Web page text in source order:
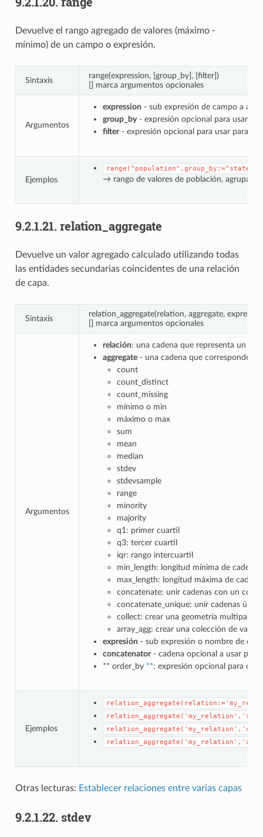
Devuelve el rango agregado de valores (máximo -
mínimo) de un campo o expresión.
Sintaxis
range(expression, [group_by], [filter])
[] marca argumentos opcionales
Argumentos
expression - sub expresión de campo a
group_by- expresión opcional para usar
filter- expresión opcional para usar para
Ejemplos
range("population",group_by:="state")
→ rango de valores de población,
9.2.1.21. relation_aggregate
Devuelve un valor agregado calculado utilizando todas
las entidades secundarias coincidentes de una relación
de capa.
Sintaxis
relation_aggregate(relation, aggregate,
[] marca argumentos opcionales
Argumentos
relación: una cadena que representa un ID
aggregate- una cadena que corresponde al
count
count_distinct
count_missing
mínimo o min
máximo o max
sum
mean
median
stdev
stdevsample
range
minority
majority
q1: primer cuartil
q3: tercer cuartil
iqr: rango intercuartil
min_length: longitud mínima de cadena
max_length: longitud máxima de cadena
concatenate: unir cadenas con un
concatenate_unique: unir cadenas
collect: crear una geometría multiparte
array_agg: crear una colección de
expresión - sub expresión o nombre de
concatenator- cadena opcional a usar para
** order_by **: expresión opcional para
Ejemplos
Otras lecturas: Establecer relaciones entre varias capas
9.2.1.22. stdev